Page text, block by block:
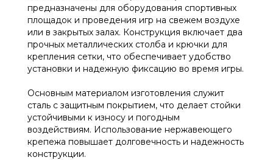
предназначены для оборудования спортивных
площадок и проведения игр на свежем воздухе
или в закрытых залах. Конструкция включает два
прочных металлических столба и крючки для
крепления сетки, что обеспечивает удобство
установки и надежную фиксацию во время игры.
Основным материалом изготовления служит
сталь с защитным покрытием, что делает стойки
устойчивыми к износу и погодным
воздействиям. Использование нержавеющего
крепежа повышает долговечность и надежность
конструкции.